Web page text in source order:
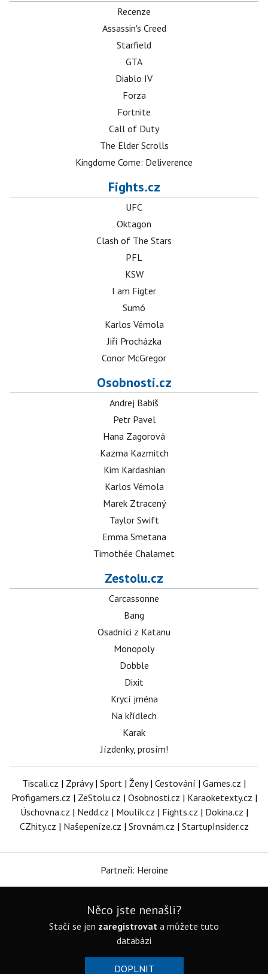
Recenze
Assassin's Creed
Starfield
GTA
Diablo IV
Forza
Fortnite
Call of Duty
The Elder Scrolls
Kingdome Come: Deliverence
Fights.cz
UFC
Oktagon
Clash of The Stars
PFL
KSW
I am Figter
Sumó
Karlos Vémola
Jiří Procházka
Conor McGregor
Osobnosti.cz
Andrej Babiš
Petr Pavel
Hana Zagorová
Kazma Kazmitch
Kim Kardashian
Karlos Vémola
Marek Ztracený
Taylor Swift
Emma Smetana
Timothée Chalamet
Zestolu.cz
Carcassonne
Bang
Osadníci z Katanu
Monopoly
Dobble
Dixit
Krycí jména
Na křídlech
Karak
Jízdenky, prosím!
Tiscali.cz | Zprávy| Sport | Ženy| Cestování | Games.cz |
Profigamers.cz | ZeStolu.cz | Osobnosti.cz | Karaoketexty.cz |
Úschovna.cz | Nedd.cz | Moulík.cz | Fights.cz | Dokina.cz |
CZhity.cz | Našepeníze.cz | Srovnám.cz | StartupInsider.cz
Partneři: Heroine
Něco jste nenašli?
Stačí se jen zaregistrovat a můžete tuto
databázi
DOPLNIT